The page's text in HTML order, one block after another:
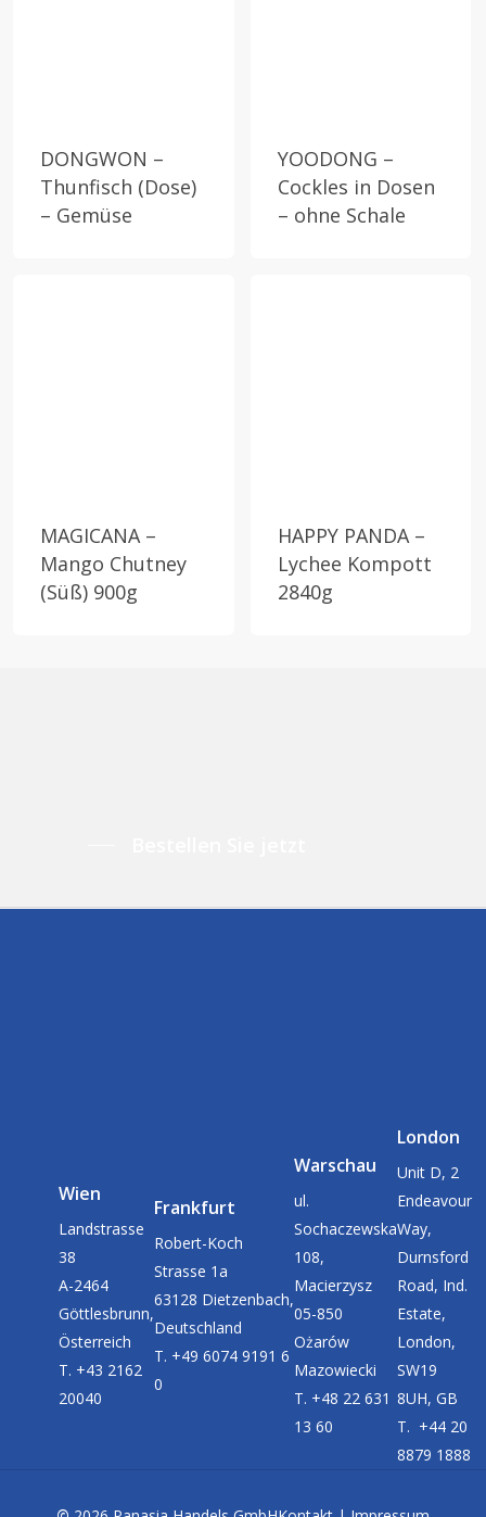
DONGWON –
Thunfisch (Dose)
– Gemüse
YOODONG –
Cockles in Dosen
– ohne Schale
MAGICANA –
Mango Chutney
(Süß) 900g
HAPPY PANDA –
Lychee Kompott
2840g
Wien
Landstrasse
38
A-2464
Göttlesbrunn,
Österreich
T. +43 2162
20040
Frankfurt
Robert-Koch
Strasse 1a
63128 Dietzenbach,
Deutschland
T. +49 6074 9191 6
0
Warschau
ul.
Sochaczewska
108,
Macierzysz
05-850
Ożarów
Mazowiecki
T. +48 22 631
13 60
London
Unit D, 2
Endeavour
Way,
Durnsford
Road, Ind.
Estate,
London,
SW19
8UH, GB
T. +44 20
8879 1888